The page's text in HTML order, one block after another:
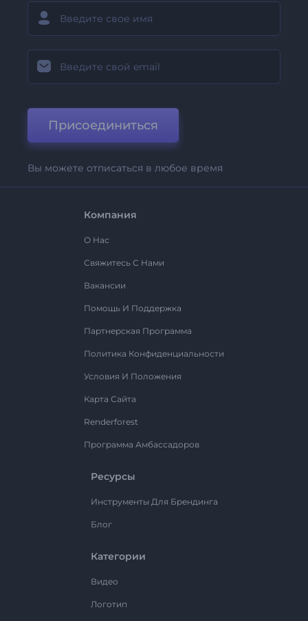
Присоединиться
Вы можете отписаться в любое время
Компания
О Нас
Свяжитесь С Нами
Вакансии
Помощь И Поддержка
Партнерская Программа
Политика Конфиденциальности
Условия И Положения
Карта Сайта
Renderforest
Программа Амбассадоров
Ресурсы
Инструменты Для Брендинга
Блог
Категории
Видео
Логотип